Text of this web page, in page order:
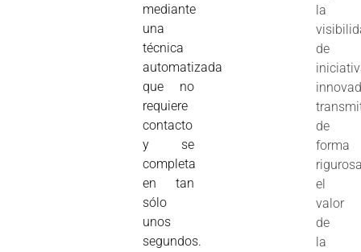
mediante
una
técnica
automatizada
que no
requiere
contacto
y se
completa
en tan
sólo
unos
segundos.
la
de
de
forma
el
valor
de
la